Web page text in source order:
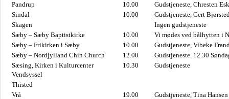
Pandrup
10.00
Gudstjeneste, Chresten
Sindal
10.00
Gudstjeneste, Gert
Skagen
Ingen gudstjeneste
Sæby – Sæby Baptistkirke
10.00
Vi mødes ved bålhytten i
Sæby – Frikirken i Sæby
10.00
Gudstjeneste, Vibeke
Sæby – Nordjylland Chin Church
12.00
Gudstjeneste. 12.30
Sæsing, Kirken i Kulturcenter
Vendsyssel
10.30 Gudstjeneste
Thisted
Vrå
19.00
Gudstjeneste, Tina Hansen